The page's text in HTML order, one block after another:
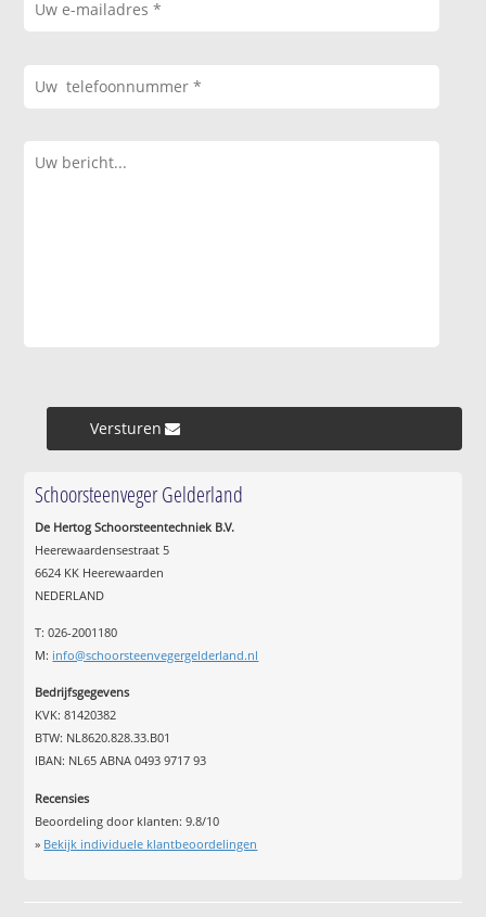
Versturen »
Schoorsteenveger Gelderland
De Hertog Schoorsteentechniek B.V.
Heerewaardensestraat 5
6624 KK Heerewaarden
NEDERLAND
T: 026-2001180
M: info@schoorsteenvegergelderland.nl
Bedrijfsgegevens
KVK: 81420382
BTW: NL8620.828.33.B01
IBAN: NL65 ABNA 0493 9717 93
Recensies
Beoordeling door klanten:9.8/10
» Bekijk individuele klantbeoordelingen